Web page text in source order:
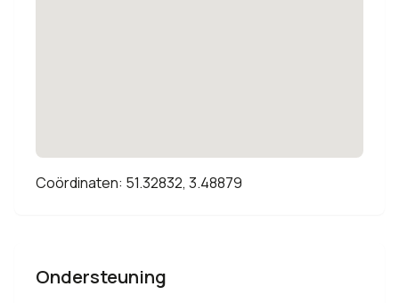
Coördinaten: 51.32832, 3.48879
Ondersteuning